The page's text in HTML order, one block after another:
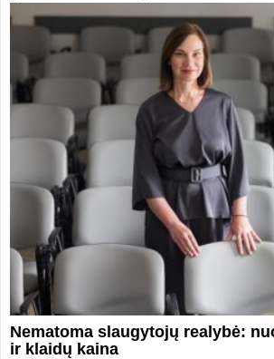
Nematoma slaugytojų realybė:
ir klaidų kaina